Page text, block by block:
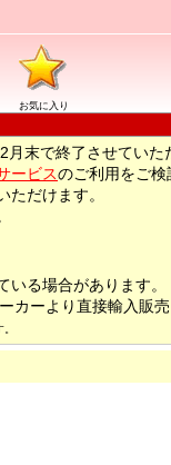
お気に入り
末で終了させていた
ービスのご利用をご検
ただけます。
る場合があります。
カーより直接輸入販